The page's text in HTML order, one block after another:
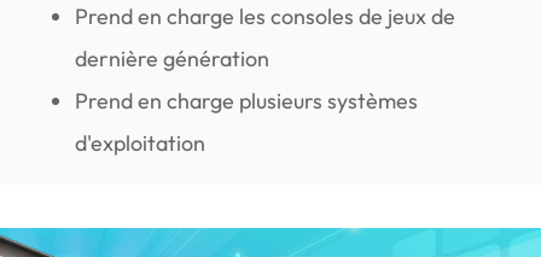
Prend en charge les consoles de jeux de
dernière génération
Prend en charge plusieurs systèmes
d'exploitation